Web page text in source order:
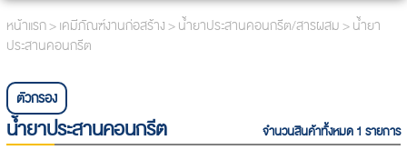
หน้าแรก>เคมีภัณฑ์งานก่อสร้าง>น้ำยาประสานคอนกรีต/สารผสม> น้ำยา
ประสานคอนกรีต
ตัวกรอง
น้ำยาประสานคอนกรีต จำนวนสินค้าทั้งหมด 1 รายการ